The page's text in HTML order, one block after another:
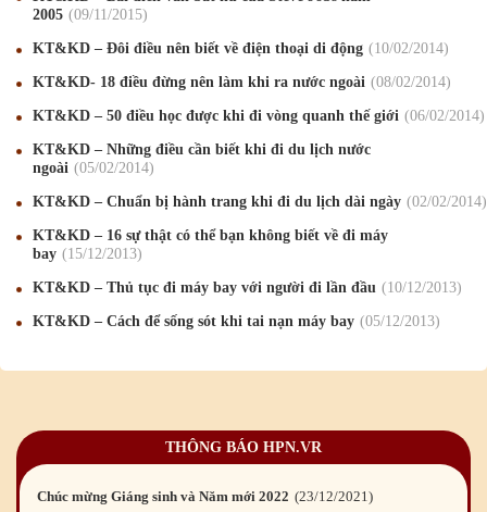
2005
09/11 /2015
KT&KD – Đôi điều nên biết về điện thoại di động 10/02/2014
KT&KD- 18 điều đừng nên làm khi ra nước ngoài 08/02/2014
KT&KD – 50 điều học được khi đi vòng quanh thế giới 06/02/2014
KT&KD – Những điều cần biết khi đi du lịch nước
ngoài
05/02/2014
KT&KD – Chuẩn bị hành trang khi đi du lịch dài ngày 02/02/2014
KT&KD – 16 sự thật có thể bạn không biết về đi máy
bay
15/12/2013
KT&KD – Thủ tục đi máy bay với người đi lần đầu 10/12/2013
KT&KD – Cách để sống sót khi tai nạn máy bay 05/12/2013
THÔNG BÁO HPN.VR
Mừng Xuân Kỷ Hợi 2019
Chúc mừng Giáng sinh và Năm mới 2019 22/12/2018
Mừng Xuân Bính Ngọ 2026 15/02/2026
Chúc mừng Giáng sinh và Năm mới 2026 24 /12/2025
Chúc mừng Giáng sinh và Năm mới 2025 24/12/2024
Mừng Xuân Giáp Thìn 2024 09/02/2024
Chúc mừng Giáng sinh và Năm mới 2024 21/12/2023
Mừng Xuân Quý Mão 2023 14/01/2023
Mừng Xuân Nhâm Dần 2022 28/01/2022
Chúc mừng Giáng sinh và Năm mới 2022 23/12/2021